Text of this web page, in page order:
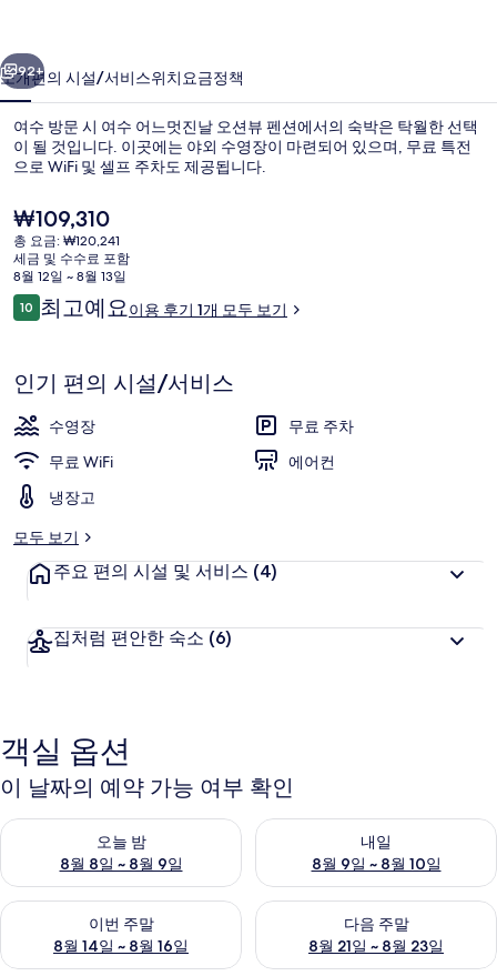
오
션
뷰
펜
션
의
사
진
러
리
외관
다음
92+
소개편의 시설/서비스위치요금정책
여수 방문 시 여수 어느멋진날 오션뷰 펜션에서의 숙박은 탁월한 선택
이 될 것입니다. 이곳에는 야외 수영장이 마련되어 있으며, 무료 특전
으로 WiFi 및 셀프 주차도 제공됩니다.
현
재
가
격
은
₩109,310
₩109,310
총 요금: ₩120,241
세금 및 수수료 포함
8월 12일 ~ 8월 13일
이
용
기
1010점 만점 중 10점.
최고예요이용 후기 1개 모두 보기
인기 편의 시설/서비스
수영장
무료 주차
무료 WiFi
에어컨
냉장고
모두 보기
주요 편의 시설 및 서비스 (4)
집처럼 편안한 숙소 (6)
객실 옵션
이 날짜의 예약 가능 여부 확인
오늘 밤
8월 8일 ~ 8월 9일
오늘 밤 예약 가능 여부 확인, 8월 8일 ~ 8월 9일
내일
8월 9일 ~ 8월 10일
내일 예약 가능 여부 확인, 8월
이번 주말
8월 14일 ~ 8월 16일
이번 주말 예약 가능 여부 확인, 8월 14일 ~ 8월 16일
다음 주말
8월 21일 ~ 8월 23일
다음 주말 예약 가능 여부 확인